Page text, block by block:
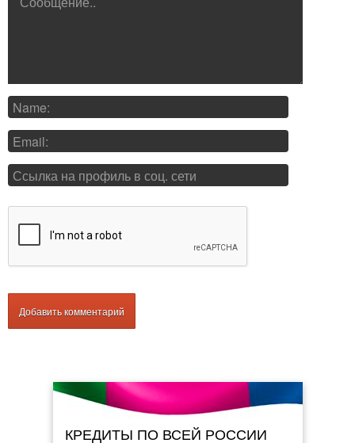
КРЕДИТЫ ПО ВСЕЙ РОССИИ